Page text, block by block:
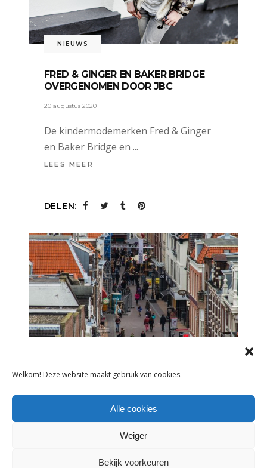
Welkom! Deze website maakt gebruik van cookies.
Alle cookies
Weiger
Bekijk voorkeuren
NIEUWS
FRED & GINGER EN BAKER BRIDGE
OVERGENOMEN DOOR JBC
20 augustus 2020
De kindermodemerken Fred & Ginger
en Baker Bridge en
LEES MEER
DELEN:
CBS: ONDERNEMERS DETAILHANDEL